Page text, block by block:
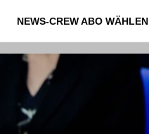
NEWS-CREW ABO WÄHLEN